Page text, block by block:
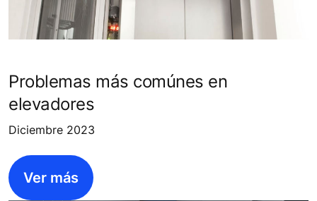
Problemas más comúnes en
elevadores
Diciembre 2023
Ver más